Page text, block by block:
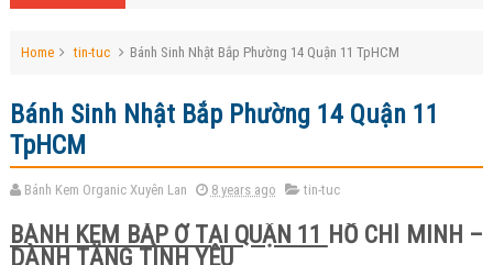
Home tin-tuc Bánh Sinh Nhật Bắp Phường 14 Quận 11 TpHCM
Bánh Sinh Nhật Bắp Phường 14 Quận 11
TpHCM
Bánh Kem Organic Xuyên Lan 8 years ago tin-tuc
BÁNH KEM BẮP Ở TẠI QUẬN 11 HỒ CHÍ MINH –
DÀNH TẶNG TÌNH YÊU